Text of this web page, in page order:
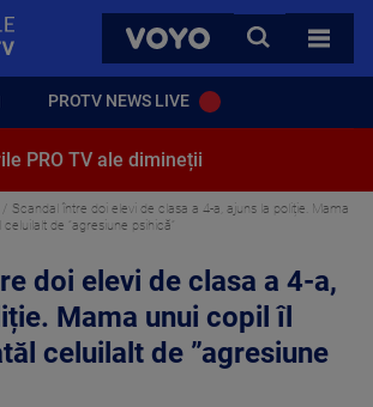
VOYO
CAUTA
TOATE
PROTV NEWS LIVE
PRO TV ale dimineții
Scandal între doi elevi de clasa a 4-a, ajuns la poliție. Mama
de ”agresiune psihică”
doi elevi de clasa a 4-a,
Mama unui copil îl
celuilalt de ”agresiune